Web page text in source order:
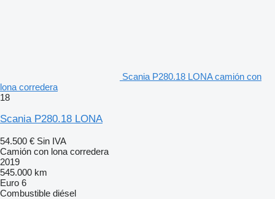
Scania P280.18 LONA camión con
lona corredera
18
Scania P280.18 LONA
54.500 € Sin IVA
Camión con lona corredera
2019
545.000 km
Euro 6
Combustible diésel